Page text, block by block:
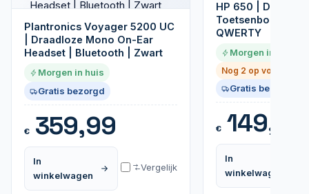
Plantronics Voyager 5200 UC
| Draadloze Mono On-Ear
Headset | Bluetooth | Zwart
Morgen in huis
Gratis bezorgd
€359,99
In
winkelwagen
Vergelijk
HP 650 |
QWERTY
Morgen in huis
Nog 2 op voorraad
Gratis bezorgd
€149,99
In
winkelwagen